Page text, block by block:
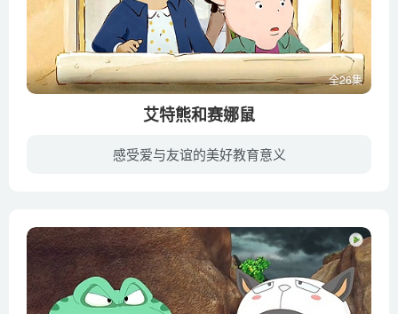
全26集
艾特熊和赛娜鼠
感受爱与友谊的美好教育意义